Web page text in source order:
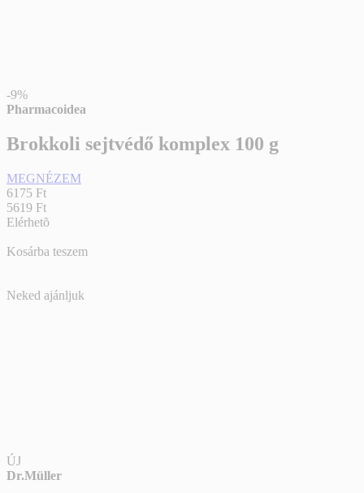
-9%
Pharmacoidea
Brokkoli sejtvédő komplex 100 g
MEGNÉZEM
6175 Ft
5619 Ft
Elérhetõ
Kosárba teszem
Neked ajánljuk
ÚJ
Dr.Müller